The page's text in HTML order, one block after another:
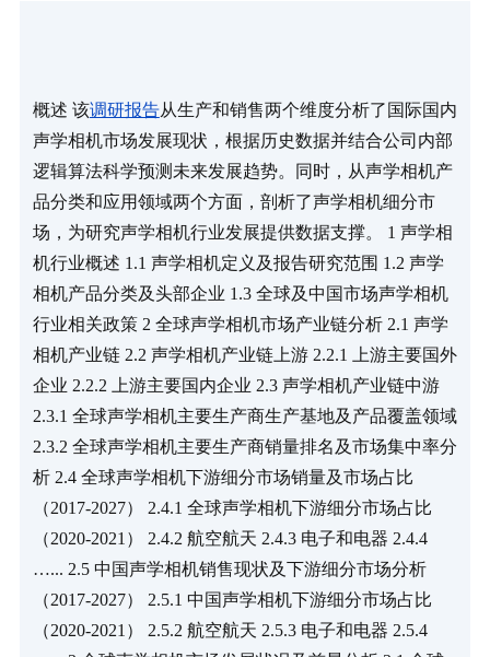
概述 该调研报告从生产和销售两个维度分析了国际国内
声学相机市场发展现状，根据历史数据并结合公司内部
逻辑算法科学预测未来发展趋势。同时，从声学相机产
品分类和应用领域两个方面，剖析了声学相机细分市
场，为研究声学相机行业发展提供数据支撑。 1 声学相
机行业概述 1.1 声学相机定义及报告研究范围 1.2 声学
相机产品分类及头部企业 1.3 全球及中国市场声学相机
行业相关政策 2 全球声学相机市场产业链分析 2.1 声学
相机产业链 2.2 声学相机产业链上游 2.2.1 上游主要国外
企业 2.2.2 上游主要国内企业 2.3 声学相机产业链中游
2.3.1 全球声学相机主要生产商生产基地及产品覆盖领域
2.3.2 全球声学相机主要生产商销量排名及市场集中率分
析 2.4 全球声学相机下游细分市场销量及市场占比
（2017-2027） 2.4.1 全球声学相机下游细分市场占比
（2020-2021） 2.4.2 航空航天 2.4.3 电子和电器 2.4.4
…... 2.5 中国声学相机销售现状及下游细分市场分析
（2017-2027） 2.5.1 中国声学相机下游细分市场占比
（2020-2021） 2.5.2 航空航天 2.5.3 电子和电器 2.5.4